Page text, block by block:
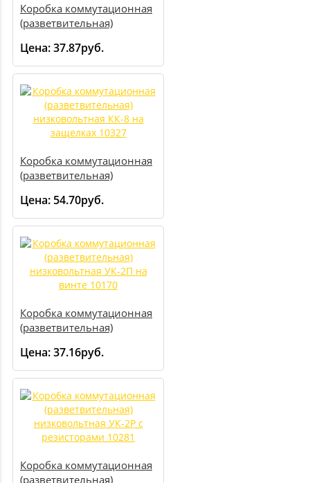
Коробка коммутационная
(разветвительная)
защелках 10355
Цена:37.87руб.
Коробка коммутационная
(разветвительная)
защелках 10327
Цена: 54.70руб.
Коробка коммутационная
(разветвительная)
винте 10170
Цена:37.16руб.
Коробка коммутационная
(разветвительная)